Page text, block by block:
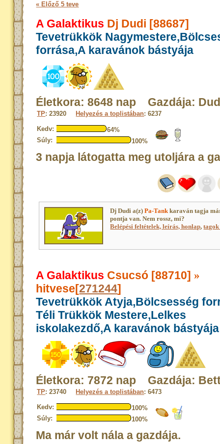
« Előző 5 teve
A Galaktikus Dj Dudi [88687]
Tevetrükkök
forrása,A karavánok bástyája
Életkora: 8648 nap Gazdája:
TP: 23920 Helyezés a toplistában: 6237
Kedv:
64%
Súly:
100%
3 napja látogatta meg utoljára a
Dj Dudi a(z)Pa-Tankkaraván tagja
pontja van. Nem rossz, mi?
Belépési feltételek, leírás, honlap,
A Galaktikus Csucsó [88710] »
hitvese[271244]
Tevetrükkök Atyja,Bölcsesség
Téli Trükkök Mestere,Lelkes
iskolakezdő,A karavánok bástyája
Életkora: 7872 nap Gazdája:
TP: 23740 Helyezés a toplistában: 6473
Kedv:
100%
Súly:
100%
Ma már volt nála a gazdája.